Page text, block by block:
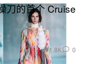
刀的首个 Cruise
1.8K 0